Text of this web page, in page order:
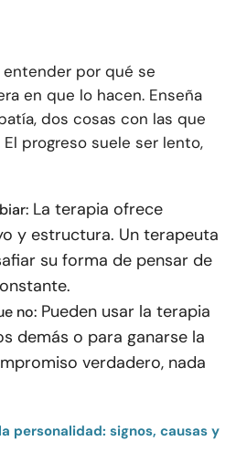
entender por qué se
en que lo hacen. Enseña
dos cosas con las que
progreso suele ser lento,
La terapia ofrece
y estructura. Un terapeuta
su forma de pensar de
no: Pueden usar la terapia
demás o para ganarse la
verdadero, nada
personalidad: signos, causas y